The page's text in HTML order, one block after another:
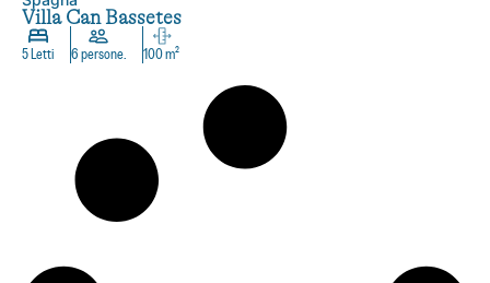
Villa Can Bassetes
5 Letti 6 persone. 100 m²